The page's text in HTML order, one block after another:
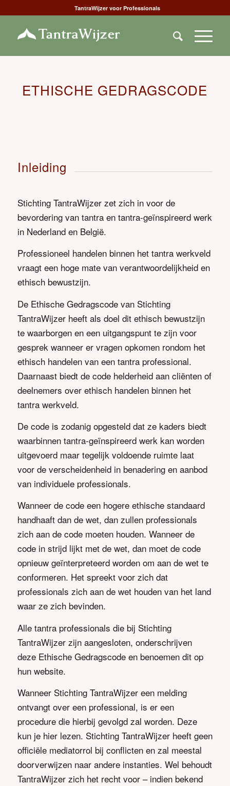
TantraWijzer voor Professionals
ETHISCHE GEDRAGSCODE
Inleiding
Stichting TantraWijzer zet zich in voor de
bevordering van tantra en tantra-geïnspireerd werk
in Nederland en België.
Professioneel handelen binnen het tantra werkveld
vraagt een hoge mate van verantwoordelijkheid en
ethisch bewustzijn.
De Ethische Gedragscode van Stichting
TantraWijzer heeft als doel dit ethisch bewustzijn
te waarborgen en een uitgangspunt te zijn voor
gesprek wanneer er vragen opkomen rondom het
ethisch handelen van een tantra professional.
Daarnaast biedt de code helderheid aan cliënten of
deelnemers over ethisch handelen binnen het
tantra werkveld.
De code is zodanig opgesteld dat ze kaders biedt
waarbinnen tantra-geïnspireerd werk kan worden
uitgevoerd maar tegelijk voldoende ruimte laat
voor de verscheidenheid in benadering en aanbod
van individuele professionals.
Wanneer de code een hogere ethische standaard
handhaaft dan de wet, dan zullen professionals
zich aan de code moeten houden. Wanneer de
code in strijd lijkt met de wet, dan moet de code
opnieuw geïnterpreteerd worden om aan de wet te
conformeren. Het spreekt voor zich dat
professionals zich aan de wet houden van het land
waar ze zich bevinden.
Alle tantra professionals die bij Stichting
TantraWijzer zijn aangesloten, onderschrijven
deze Ethische Gedragscode en benoemen dit op
hun website.
Wanneer Stichting TantraWijzer een melding
ontvangt over een professional, is er een
procedure die hierbij gevolgd zal worden. Deze
kun je hier lezen. Stichting TantraWijzer heeft geen
officiële mediatorrol bij conflicten en zal meestal
doorverwijzen naar andere instanties. Wel behoudt
TantraWijzer zich het recht voor – indien bekend